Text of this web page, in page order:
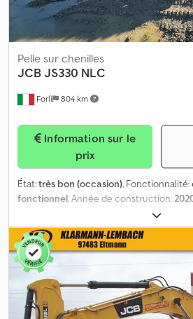
Forlì 804 km
Pelle sur chenilles
JCBJS330 NLC
prix
État:très bon (occasion), Fonctionnalité:
fonctionnel, Année de construction:
, Pelle
Bras monobloc Installation hydraulique
caméra de recul Puissance moteur : 210
33 289 kg Heures de travail : environ 4
Hrtjfx Ah Ijf